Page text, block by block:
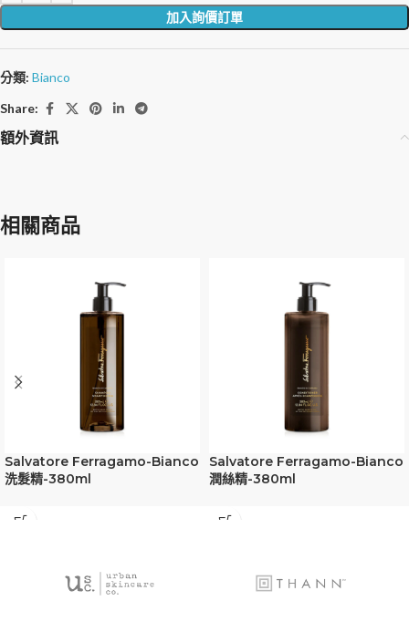
加入詢價訂單
分類: Bianco
Share:
額外資訊
相關商品
Salvatore Ferragamo-Bianco
洗髮精-380ml
Salvatore Ferragamo-Bianco
潤絲精-380ml